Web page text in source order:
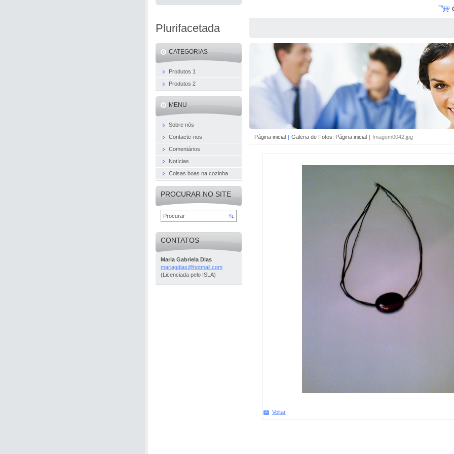
Plurifacetada
Página inicial | Galeria de Fotos: Página inicial | Imagem0042.jpg
Voltar
CATEGORIAS
Produtos 1
Produtos 2
MENU
Sobre nós
Contacte-nos
Comentários
Notícias
Coisas boas na cozinha
PROCURAR NO SITE
CONTATOS
Maria Gabriela Dias
mariagdias@hotmail.com
(Licenciada pelo ISLA)